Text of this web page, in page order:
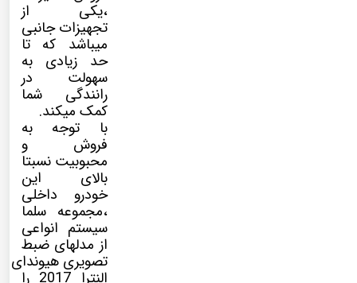
،یکی از
تجهیزات جانبی
میباشد که تا
حد زیادی به
سهولت در
رانندگی شما
کمک میکند.
با توجه به
فروش و
محبوبیت نسبتا
بالای این
خودرو داخلی
،مجموعه سلما
سیستم انواعی
از مدلهای ضبط
تصویری هیوندای
النترا 2017 را